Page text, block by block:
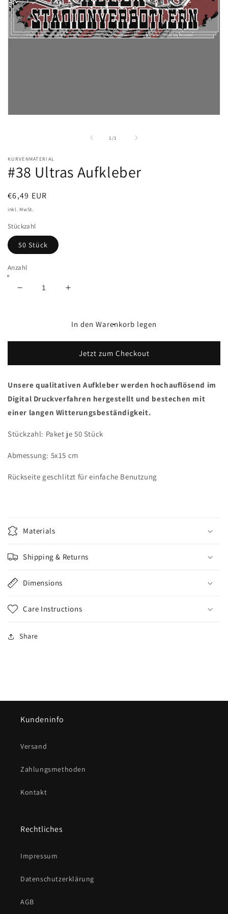
1 /
von1
KURVENMATERIAL
#38 Ultras Aufkleber
Normaler
Preis
€6,49 EUR
inkl. MwSt.
Stückzahl
50 Stück
Anzahl
Verringere
Erhöhe
für
Aufkleber
In den Warenkorb legen
Jetzt zum Checkout
Unsere qualitativen Aufkleber werden hochauflösend im
Digital Druckverfahren hergestellt und bestechen mit
einer langen Witterungsbeständigkeit.
Stückzahl: Paket je 50 Stück
Abmessung: 5x15 cm
Rückseite geschlitzt für einfache Benutzung
Materials
Shipping & Returns
Dimensions
Care Instructions
Share
Kundeninfo
Versand
Zahlungsmethoden
Kontakt
Rechtliches
Impressum
Datenschutzerklärung
AGB